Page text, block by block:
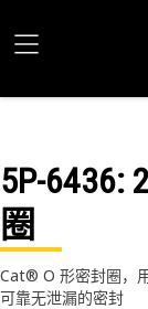
5P-6436:
圈
Cat® O 形密封圈，
可靠无泄漏的密封